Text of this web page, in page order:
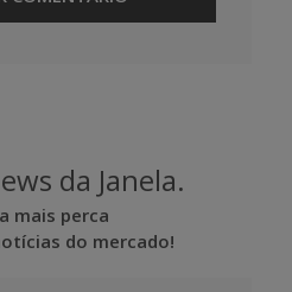
da Janela.
mais perca
do mercado!